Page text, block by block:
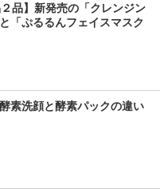
２品】新発売の「クレンジン
「ぷるるんフェイスマスク
素洗顔と酵素パックの違い